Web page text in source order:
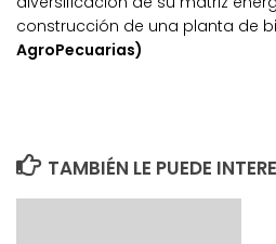
construcción de una planta de
AgroPecuarias)
TAMBIÉN LE PUEDE